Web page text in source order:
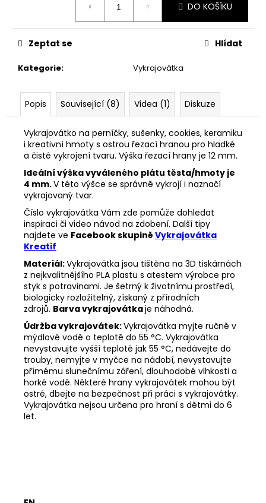
DO KOŠÍKU
Kategorie: Vykrajovátka
Zeptat se Hlídat
Popis Související (8) Videa (1) Diskuze
Vykrajovátko na perníčky, sušenky, cookies, keramiku
i kreativní hmoty s ostrou řezací hranou pro hladké
a čisté vykrojení tvaru. Výška řezací hrany je 12 mm.
Ideální výška vyváleného plátu těsta/hmoty je
4 mm.V této výšce se správně vykrojí i naznačí
vykrajovaný tvar.
Číslo vykrajovátka Vám zde pomůže dohledat
inspiraci či video návod na zdobení. Další tipy
najdete ve Facebook skupině Vykrajovátka
Kreatif
Materiál:Vykrajovátka jsou tištěna na 3D tiskárnách
z nejkvalitnějšího PLA plastu s atestem výrobce pro
styk s potravinami. Je šetrný k životnímu prostředí,
biologicky rozložitelný, získaný z přírodních
zdrojů. Barva vykrajovátkaje náhodná.
Údržba vykrajovátek:Vykrajovátka myjte ručně v
mýdlové vodě o teplotě do 55 °C. Vykrajovátka
nevystavujte vyšší teplotě jak 55 °C, nedávejte do
trouby, nemyjte v myčce na nádobí, nevystavujte
přímému slunečnímu záření, dlouhodobé vlhkosti a
horké vodě. Některé hrany vykrajovátek mohou být
ostré, dbejte na bezpečnost při práci s vykrajovátky.
Vykrajovátka nejsou určena pro hraní s dětmi do 6
let.
m
e
33001
SÁČEK
Kč